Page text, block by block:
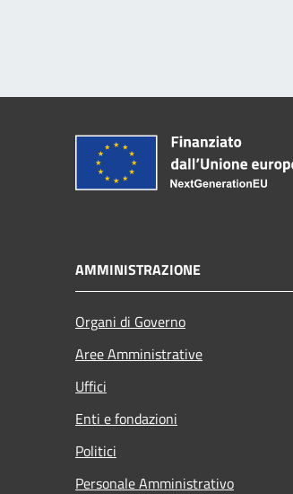
AMMINISTRAZIONE
Organi di Governo
Aree Amministrative
Uffici
Enti e fondazioni
Politici
Personale Amministrativo